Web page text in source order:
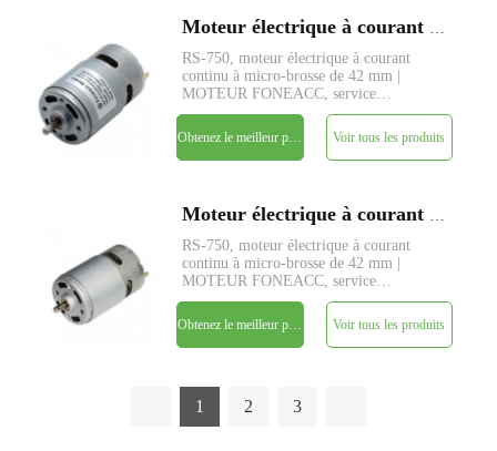
RS-750, moteur électrique à courant
continu à micro-brosse de 42 mm |
MOTEUR FONEACC, service
personnalisé de paramètres disponible.
Voir tous les produits
RS-750, moteur électrique à courant
continu à micro-brosse de 42 mm |
MOTEUR FONEACC, service
personnalisé de paramètres disponible.
Voir tous les produits
1 2 3